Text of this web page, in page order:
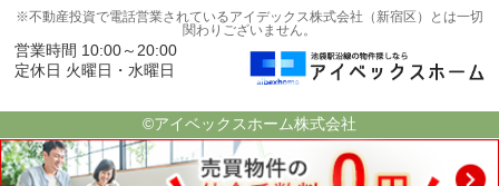
※不動産投資で電話営業されているアイデックス株式会社（新宿区）とは一切
関わりございません。
営業時間 10:00～20:00
定休日 火曜日・水曜日
©アイベックスホーム株式会社